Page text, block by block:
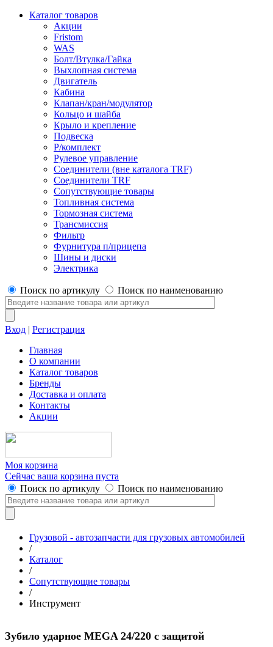
Каталог товаров
Акции
Fristom
WAS
Болт/Втулка/Гайка
Выхлопная система
Двигатель
Кабина
Клапан/кран/модулятор
Кольцо и шайба
Крыло и крепление
Подвеска
Р/комплект
Рулевое управление
Соединители (вне каталога TRF)
Соединители TRF
Сопутствующие товары
Топливная система
Тормозная система
Трансмиссия
Фильтр
Фурнитура п/прицепа
Шины и диски
Электрика
Поиск по артикулу Поиск по наименованию
Вход | Регистрация
Главная
О компании
Каталог товаров
Бренды
Доставка и оплата
Контакты
Акции
Моя корзина
Сейчас ваша корзина пуста
Поиск по артикулу
Поиск по наименованию
Грузовой - автозапчасти для грузовых автомобилей
/
Каталог
/
Сопутствующие товары
/
Инструмент
Зубило ударное MEGA 24/220 с защитой